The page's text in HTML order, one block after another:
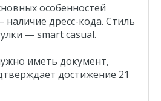
особенностей
дресс-кода. Стиль
— smart casual.
иметь документ,
достижение 21